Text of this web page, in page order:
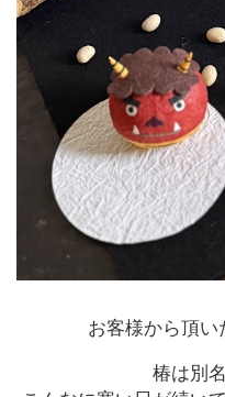
お客様から頂い
椿は別名